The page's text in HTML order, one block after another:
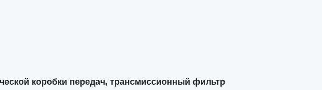
коробки передач, трансмиссионный фильтр